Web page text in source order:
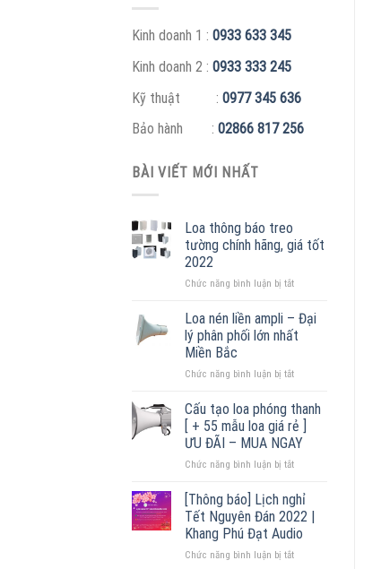
Kinh doanh 1 : 0933 633 345
Kinh doanh 2 : 0933 333 245
Kỹ thuật : 0977 345 636
Bảo hành : 02866 817 256
BÀI VIẾT MỚI NHẤT
Loa thông báo treo
tường chính hãng, giá tốt
2022
Chức năng bình luận bị tắtở
thông
báo
treo
chính
giá
tốt
2022
Loa nén liền ampli – Đại
lý phân phối lớn nhất
Miền Bắc
Chức năng bình luận bị tắtở
nén
liền
ampli
–
Đại
phân
phối
lớn
nhất
Miền
Cấu tạo loa phóng thanh
[ + 55 mẫu loa giá rẻ ]
ƯU ĐÃI – MUA NGAY
Chức năng bình luận bị tắtở
tạo
loa
phóng
thanh
[
[Thông báo] Lịch nghỉ
Tết Nguyên Đán 2022 |
Khang Phú Đạt Audio
Chức năng bình luận bị tắtở